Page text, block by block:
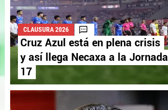
CLAUSURA 2026
Cruz Azul está en plena crisis
y así llega Necaxa a la Jornada
17